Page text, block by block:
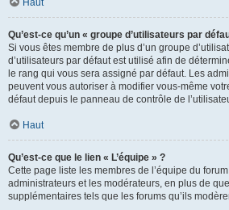
Haut
Qu’est-ce qu’un « groupe d’utilisateurs par
Si vous êtes membre de plus d’un groupe
d’utilisateurs par défaut est utilisé afin de
le rang qui vous sera assigné par défaut. Les
peuvent vous autoriser à modifier vous-même
défaut depuis le panneau de contrôle de
Haut
Qu’est-ce que le lien « L’équipe » ?
Cette page liste les membres de l’équipe du
administrateurs et les modérateurs, en plus de
supplémentaires tels que les forums qu’ils